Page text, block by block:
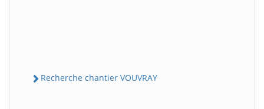
Recherche chantier VOUVRAY